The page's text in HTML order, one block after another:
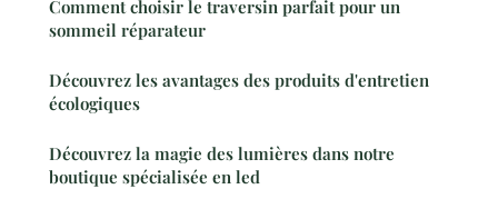
Comment choisir le traversin parfait pour un
sommeil réparateur
Découvrez les avantages des produits d'entretien
écologiques
Découvrez la magie des lumières dans notre
boutique spécialisée en led